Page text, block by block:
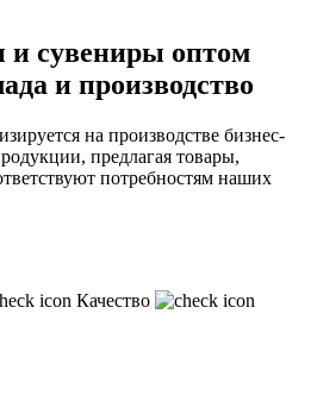
и сувениры оптом
и производство
на производстве бизнес-
предлагая товары,
потребностям наших
Качество